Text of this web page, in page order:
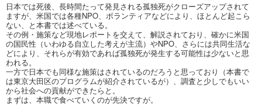
日本では死後、長時間たって発見される孤独死がクローズアップされて
ますが、米国では各種NPO、ボランティアなどにより、ほとんど起こら
ない、と本書では述べている。
その例・施策など現地レポートを交えて、解説されており、確かに米国
の国民性（いわゆる自立した考えが主流）やNPO、さらには共同生活な
どにより、それらが有効であれば孤独死が発生する可能性は少ないと思
われる。
一方で日本でも同様な施策はされているのだろうと思っており（本書で
は東京大田区のプログラムが紹介されているが）、調査と少しでもいい
から社会への貢献ができたらと。
まずは、本職で食べていくのが先決ですが。